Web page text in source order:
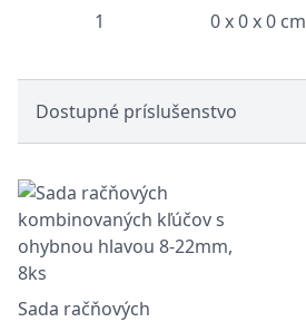
1 0 x 0 x 0 cm
Dostupné príslušenstvo
Sada račňových